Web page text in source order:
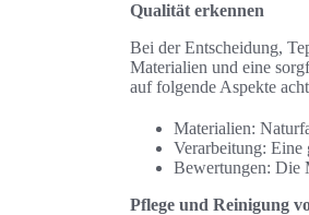
Qualität erkennen
Bei der Entscheidung,
Materialien und eine
auf folgende Aspekte
Materialien:
Verarbeitung:
Bewertungen: Die
Pflege und Reinigung